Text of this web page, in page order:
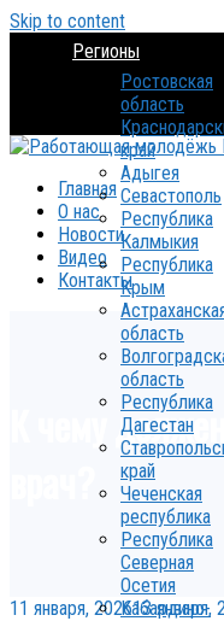
Skip to content
Регионы
Ростовская
область
край
Адыгея
Севастополь
Республика
Калмыкия
Республика
Крым
область
область
Республика
Дагестан
край
Чеченская
республика
Республика
Северная
Осетия
Кабардино-
Главная
О нас
Новости
Видео
Контакты
К чему
11 января, 202613 января,